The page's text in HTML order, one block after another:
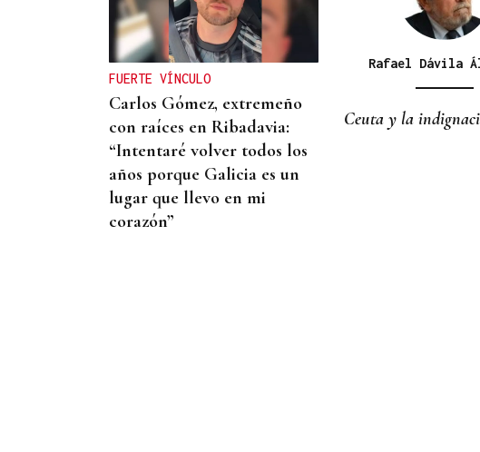
El tiempo del día del
eclipse ya puede
consultarse por municipios
FUERTE VÍNCULO
Carlos Gómez, extremeño
con raíces en Ribadavia:
“Intentaré volver todos los
años porque Galicia es un
lugar que llevo en mi
corazón”
Rafael Dávila
Ceuta y la